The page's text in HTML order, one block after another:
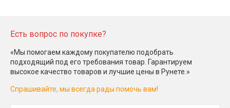
Есть вопрос по покупке?
«Мы помогаем каждому покупателю подобрать
подходящий под его требования товар. Гарантируем
высокое качество товаров и лучшие цены в Рунете.»
Спрашивайте, мы всегда рады помочь вам!